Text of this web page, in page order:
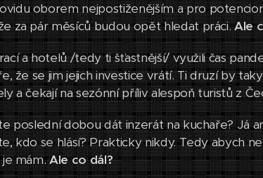
oborem nejpostiženějším a pro
za pár měsíců budou opět hledat práci.Ale
a hotelů /tedy ti šťastnější/ využili čas
že se jim jejich investice vrátí. Ti druzí by
a čekají na sezónní příliv alespoň turistů z
poslední dobou dát inzerát na kuchaře? Já
kdo se hlásí? Prakticky nikdy. Tedy abych
je mám.Ale co dál?